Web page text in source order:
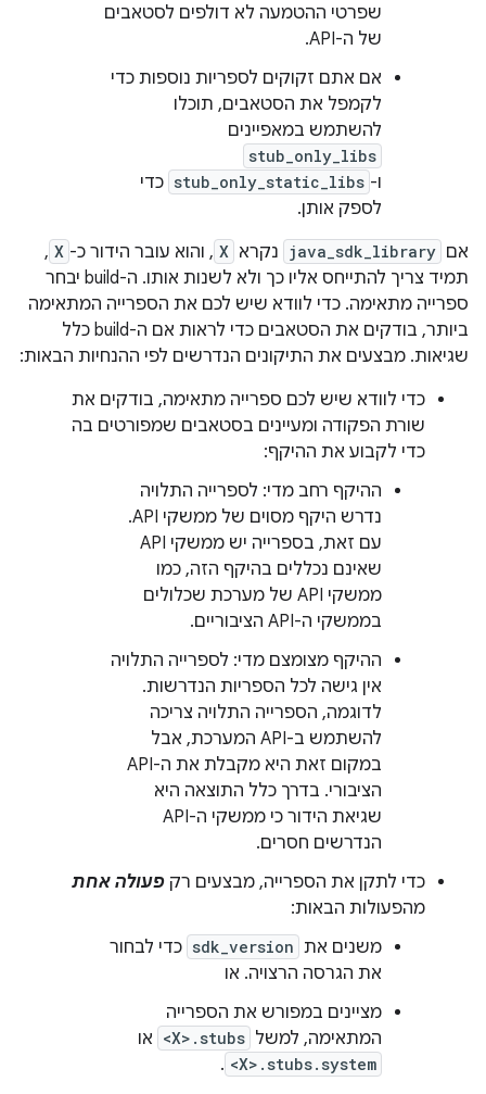
שפרטי ההטמעה לא דולפים לסטאבים
של ה-API.
אם אתם זקוקים לספריות נוספות כדי
לקמפל את הסטאבים, תוכלו
להשתמש במאפיינים
stub_only_libs
ו- stub_only_static_libs כדי
לספק אותן.
אם java_sdk_library נקרא X , והוא עובר הידור כ- X
,
תמיד צריך להתייחס אליו כך ולא לשנות אותו. ה-build יבחר
ספרייה מתאימה. כדי לוודא שיש לכם את הספרייה המתאימה
ביותר, בודקים את הסטאבים כדי לראות אם ה-build כלל
שגיאות. מבצעים את התיקונים הנדרשים לפי ההנחיות הבאות:
כדי לוודא שיש לכם ספרייה מתאימה, בודקים את
שורת הפקודה ומעיינים בסטאבים שמפורטים בה
כדי לקבוע את ההיקף:
ההיקף רחב מדי: לספרייה התלויה
נדרש היקף מסוים של ממשקי API.
עם זאת, בספרייה יש ממשקי API
שאינם נכללים בהיקף הזה, כמו
ממשקי API של מערכת שכלולים
בממשקי ה-API הציבוריים.
ההיקף מצומצם מדי: לספרייה התלויה
אין גישה לכל הספריות הנדרשות.
לדוגמה, הספרייה התלויה צריכה
להשתמש ב-API המערכת, אבל
במקום זאת היא מקבלת את ה-API
הציבורי. בדרך כלל התוצאה היא
שגיאת הידור כי ממשקי ה-API
הנדרשים חסרים.
כדי לתקן את הספרייה, מבצעים רק פעולה אחת
מהפעולות הבאות:
משנים את sdk_version כדי לבחור
את הגרסה הרצויה. או
מציינים במפורש את הספרייה
המתאימה, למשל <X>.stubs או
<X>.stubs.system
.